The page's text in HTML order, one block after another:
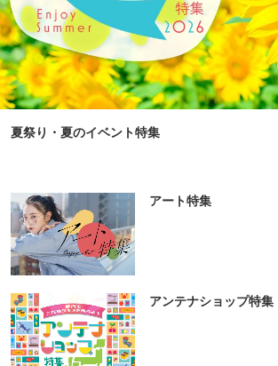
夏祭り・夏のイベント特集
アート特集
アンテナショップ特集